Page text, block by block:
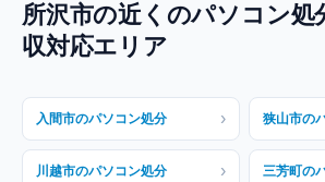
所沢市の近くのパソコン処
収対応エリア
入間市のパソコン処分 › 狭山市の
川越市のパソコン処分 › 三芳町の